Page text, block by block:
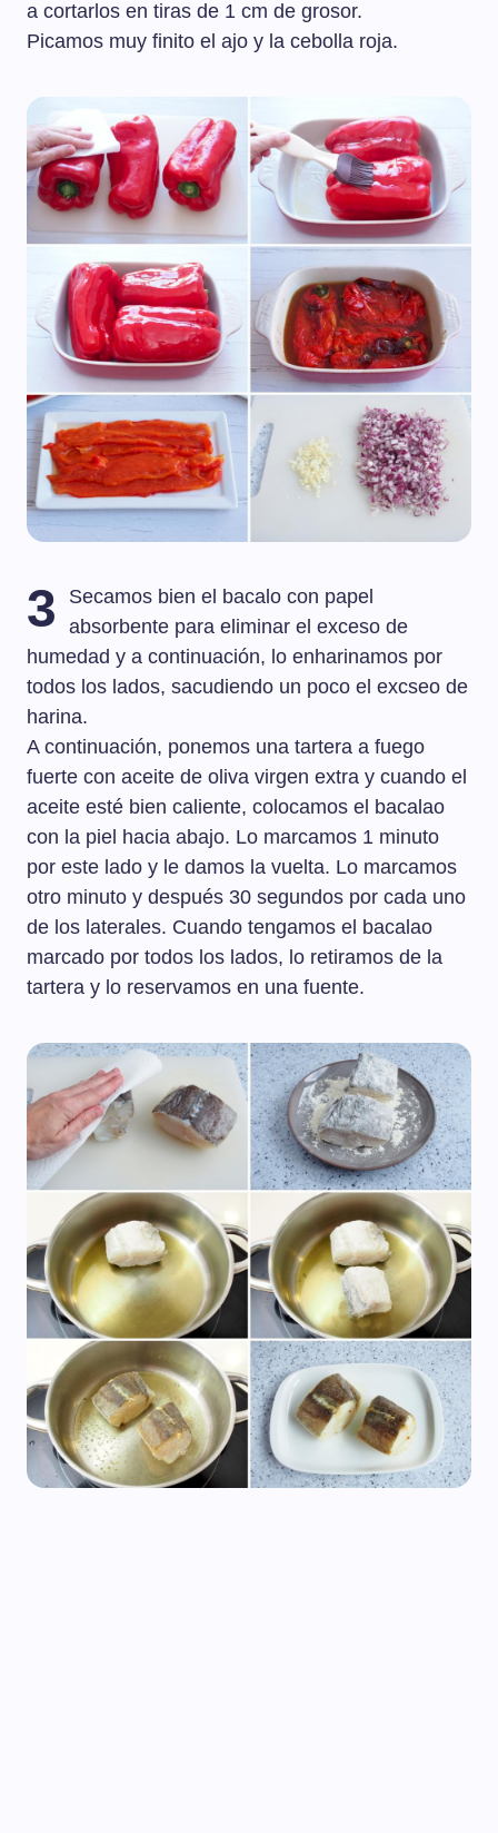
a cortarlos en tiras de 1 cm de grosor.
Picamos muy finito el ajo y la cebolla roja.
3
Secamos bien el bacalo con papel
absorbente para eliminar el exceso de
humedad y a continuación, lo enharinamos por
todos los lados, sacudiendo un poco el excseo de
harina.
A continuación, ponemos una tartera a fuego
fuerte con aceite de oliva virgen extra y cuando el
aceite esté bien caliente, colocamos el bacalao
con la piel hacia abajo. Lo marcamos 1 minuto
por este lado y le damos la vuelta. Lo marcamos
otro minuto y después 30 segundos por cada uno
de los laterales. Cuando tengamos el bacalao
marcado por todos los lados, lo retiramos de la
tartera y lo reservamos en una fuente.